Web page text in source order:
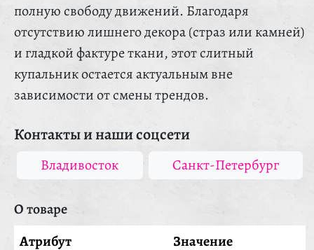
полную свободу движений. Благодаря
отсутствию лишнего декора (страз или камней)
и гладкой фактуре ткани, этот слитный
купальник остается актуальным вне
зависимости от смены трендов.
Контакты и наши соцсети
Владивосток Санкт-Петербург
О товаре
Атрибут
Значение